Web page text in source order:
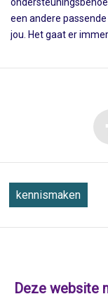
Deze website
een andere
jou. Het gaat er
kennismaken